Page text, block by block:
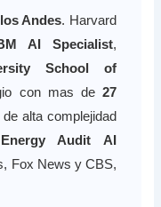
Andes. Harvard
AI Specialist,
School of
con mas de 27
alta complejidad
Energy Audit AI
Fox News y CBS,